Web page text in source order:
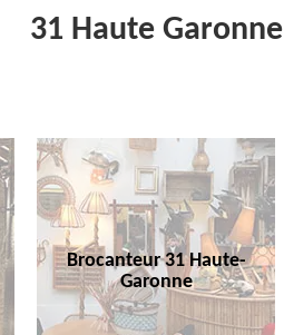
31 Haute Garonne
Brocanteur 31 Haute-
Garonne